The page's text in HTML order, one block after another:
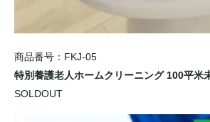
商品番号：FKJ-05
特別養護老人ホームクリーニング 100平米
SOLDOUT